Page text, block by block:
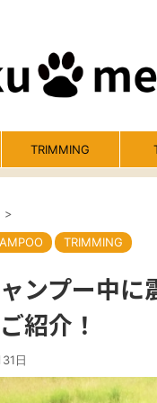
TRIMMING
>
TRIMMING
ンプー中に
紹介！
日